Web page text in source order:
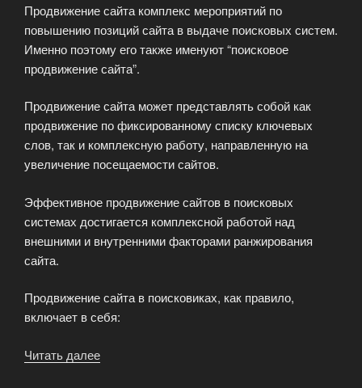
Продвижение сайта комплекс мероприятий по
повышению позиций сайта в выдаче поисковых систем.
Именно поэтому его также именуют “поисковое
продвижение сайта”.
Продвижение сайта может представлять собой как
продвижение по фиксированному списку ключевых
слов, так и комплексную работу, направленную на
увеличение посещаемости сайтов.
Эффективное продвижение сайтов в поисковых
системах достигается комплексной работой над
внешними и внутренними факторами ранжирования
сайта.
Продвижение сайта в поисковиках, как правило,
включает в себя:
Читать далее